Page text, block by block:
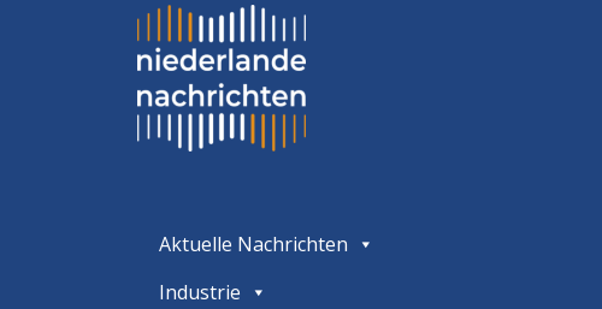
Aktuelle Nachrichten
Industrie